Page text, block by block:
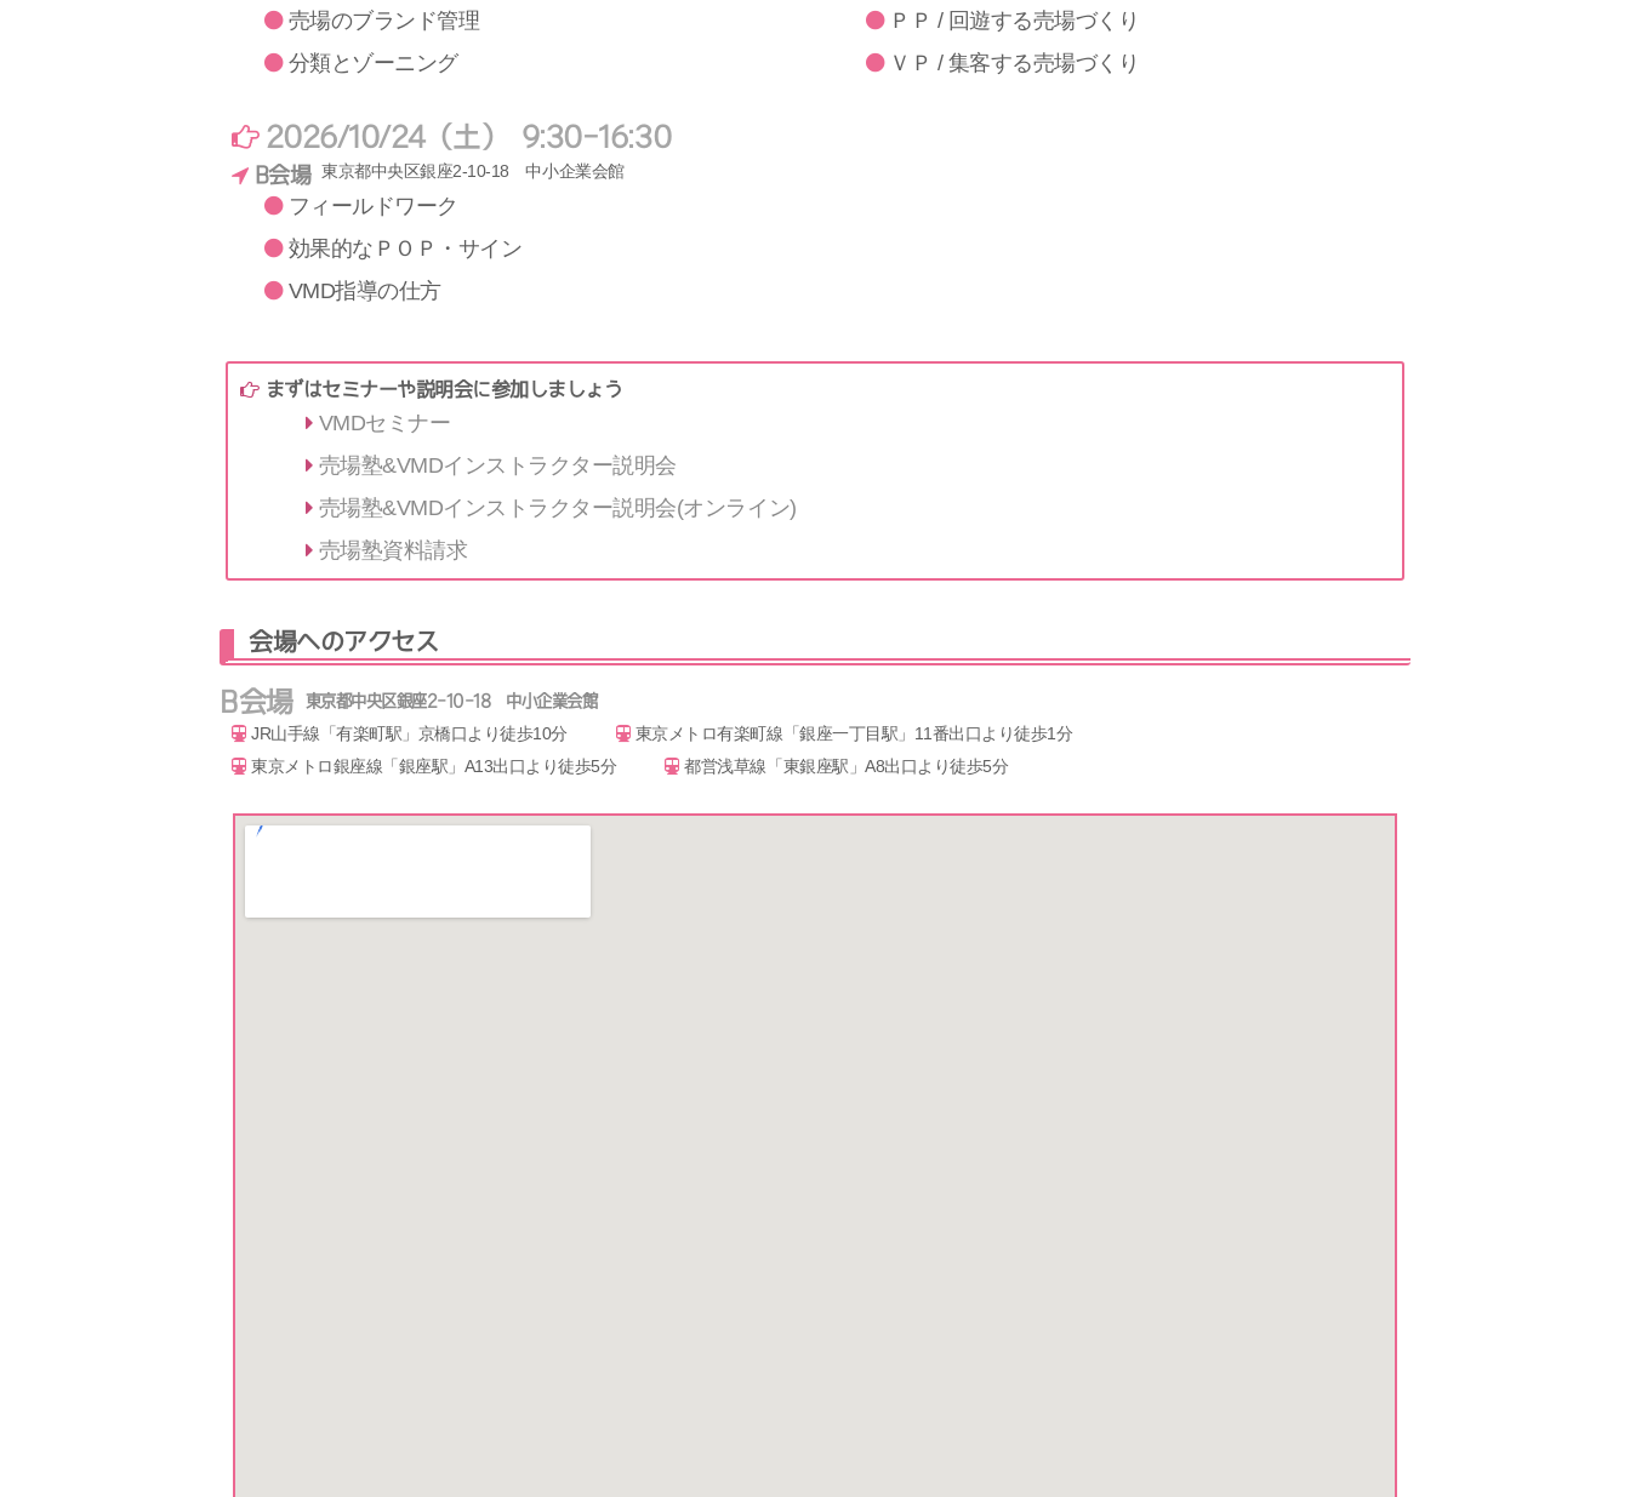
売場のブランド管理
分類とゾーニング
ＰＰ / 回遊する売場づくり
ＶＰ / 集客する売場づくり
2026/10/24（土） 9:30-16:30
B会場 東京都中央区銀座2-10-18 中小企業会館
フィールドワーク
効果的なＰＯＰ・サイン
VMD指導の仕方
まずはセミナーや説明会に参加しましょう
VMDセミナー
売場塾&VMDインストラクター説明会
売場塾&VMDインストラクター説明会(オンライン)
売場塾資料請求
会場へのアクセス
B会場 東京都中央区銀座2-10-18 中小企業会館
JR山手線「有楽町駅」京橋口より徒歩10分
東京メトロ有楽町線「銀座一丁目駅」11番出口より徒歩1分
東京メトロ銀座線「銀座駅」A13出口より徒歩5分
都営浅草線「東銀座駅」A8出口より徒歩5分